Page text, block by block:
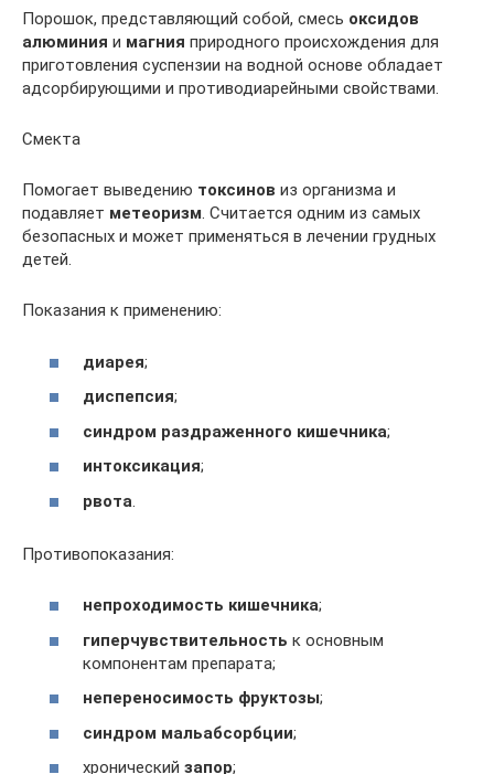
Порошок, представляющий собой, смесь оксидов
алюминия и магния природного происхождения для
приготовления суспензии на водной основе обладает
адсорбирующими и противодиарейными свойствами.
Смекта
Помогает выведению токсинов из организма и
подавляет метеоризм. Считается одним из самых
безопасных и может применяться в лечении грудных
детей.
Показания к применению:
диарея;
диспепсия;
синдром раздраженного кишечника;
интоксикация;
рвота.
Противопоказания:
непроходимость кишечника;
гиперчувствительность к основным
компонентам препарата;
непереносимость фруктозы;
синдром мальабсорбции;
хронический запор;